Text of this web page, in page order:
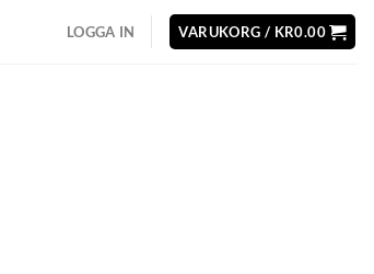
LOGGA IN VARUKORG / KR0.00